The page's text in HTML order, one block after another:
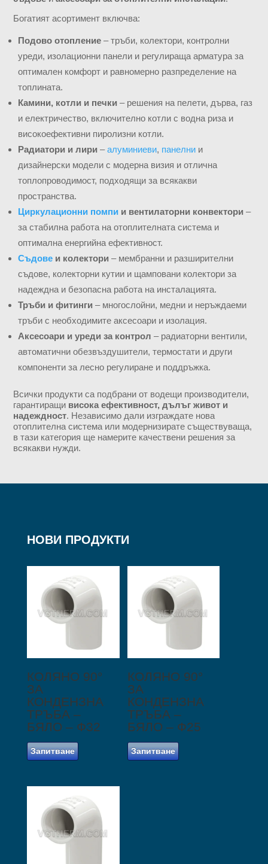
Богатият асортимент включва:
Подово отопление– тръби, колектори, контролни
уреди, изолационни панели и регулираща арматура за
оптимален комфорт и равномерно разпределение на
топлината.
Камини, котли и печки– решения на пелети, дърва, газ
и електричество, включително котли с водна риза и
високоефективни пиролизни котли.
Радиатори и лири–алуминиеви, панелнии
дизайнерски модели с модерна визия и отлична
топлопроводимост, подходящи за всякакви
пространства.
Циркулационни помпии вентилаторни конвектори–
за стабилна работа на отоплителната система и
оптимална енергийна ефективност.
Съдовеи колектори– мембранни и разширителни
съдове, колекторни кутии и щамповани колектори за
надеждна и безопасна работа на инсталацията.
Тръби и фитинги– многослойни, медни и неръждаеми
тръби с необходимите аксесоари и изолация.
Аксесоари и уреди за контрол – радиаторни вентили,
автоматични обезвъздушители, термостати и други
компоненти за лесно регулиране и поддръжка.
Всички продукти са подбрани от водещи производители,
гарантиращи висока ефективност, дълъг живот и
надеждност. Независимо дали изграждате нова
отоплителна система или модернизирате съществуваща,
в тази категория ще намерите качествени решения за
всякакви нужди.
НОВИ ПРОДУКТИ
КОЛЯНО 90°
ЗА
КОНДЕНЗНА
ТРЪБА –
БЯЛО – Ф32
Запитване
КОЛЯНО 90°
ЗА
КОНДЕНЗНА
ТРЪБА –
БЯЛО – Ф25
Запитване